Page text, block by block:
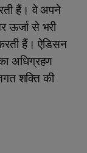
हैं। वे अपने
ऊर्जा से भरी
हैं। ऐडिसन
अधिग्रहण
शक्ति की